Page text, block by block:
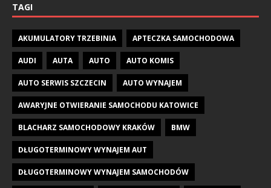
TAGI
AKUMULATORY TRZEBINIA APTECZKA SAMOCHODOWA
AUDI AUTA AUTO AUTO KOMIS
AUTO SERWIS SZCZECIN AUTO WYNAJEM
AWARYJNE OTWIERANIE SAMOCHODU KATOWICE
BLACHARZ SAMOCHODOWY KRAKÓW BMW
DŁUGOTERMINOWY WYNAJEM AUT
DŁUGOTERMINOWY WYNAJEM SAMOCHODÓW